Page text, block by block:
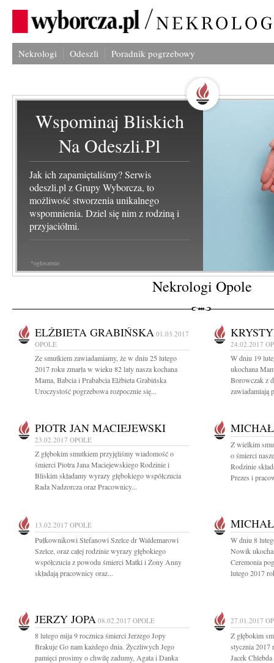
Nekrologi Odeszli Poradnik pogrzebowy
Wspominaj Bliskich
Na Odeszli.pl
Jak ich zapamiętaliśmy? Serwis
odeszli.pl z Grupy Wyborcza, to
możliwość stworzenia unikalnego
wspomnienia. Dziel się nim z rodziną i
przyjaciółmi.
*ogłoszenie
Nekrologi Opole
ELŻBIETA GRABIŃSKA 01.03.2017
OPOLE
Ze smutkiem zawiadamiamy, że w dniu 25 lutego
2017 roku zmarła w wieku 82 laty nasza kochana
Mama, Babcia i Prababcia Elżbieta Grabińska
Uroczystość pogrzebowa rozpocznie się...
24.02.2017
W dniu 19
ukochana
Borowczak z
zawiadamiają
PIOTR JAN MACIEJEWSKI
23.02.2017 OPOLE
Z głębokim smutkiem przyjęliśmy wiadomość o
śmierci Piotra Jana Maciejewskiego Rodzinie i
Bliskim składamy wyrazy głębokiego współczucia
Rada Nadzorcza oraz Pracownicy...
Z wielkim
o śmierci
Rodzinie
Prezes i
13.02.2017 OPOLE
Pułkownikowi Stefanowi Szelce dr Waldemarowi
Szelce, oraz całej rodzinie wyrazy głębokiego
współczucia z powodu śmierci Matki i Żony Anny
składają pracownicy oraz...
W dniu 8
Nowik
Ceremonia
lutego 2017
JERZY JOPA 08.02.2017 OPOLE
8 lutego mija 9 rocznica śmierci Jerzego Jopy
Brakuje Go nam każdego dnia. Życzliwych Jego
pamięci prosimy o chwilę zadumy, Agata i Danka
27.01.2017
Z głębokim
stycznia 2017
Jacek